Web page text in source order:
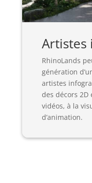
Artistes
RhinoLands
génération
artistes
des décors 2D
vidéos, à la
d’animation.